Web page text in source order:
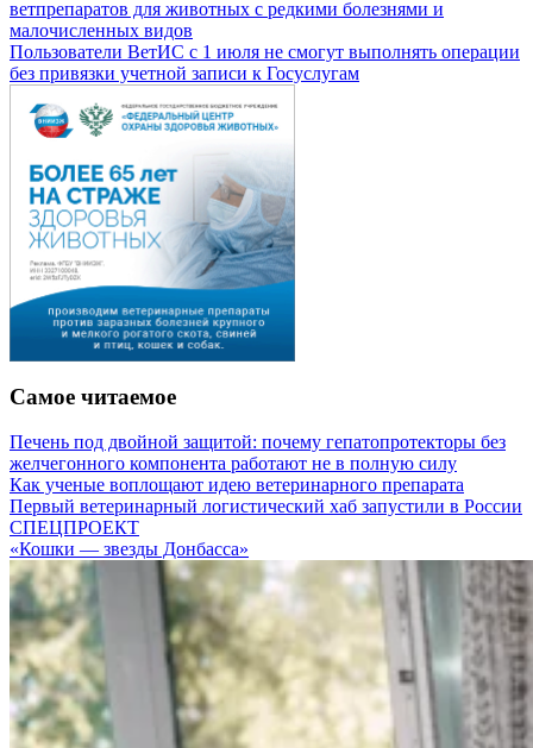
ветпрепаратов для животных с редкими болезнями и
малочисленных видов
Пользователи ВетИС с 1 июля не смогут выполнять операции
без привязки учетной записи к Госуслугам
Самое читаемое
Печень под двойной защитой: почему гепатопротекторы без
желчегонного компонента работают не в полную силу
Как ученые воплощают идею ветеринарного препарата
Первый ветеринарный логистический хаб запустили в России
СПЕЦПРОЕКТ
«Кошки — звезды Донбасса»